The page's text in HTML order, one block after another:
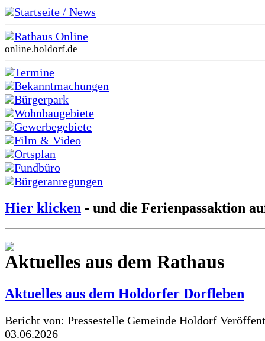
Startseite / News
Rathaus Online
online.holdorf.de
Termine
Bekanntmachungen
Bürgerpark
Wohnbaugebiete
Gewerbegebiete
Film & Video
Ortsplan
Fundbüro
Bürgeranregungen
Hier klicken - und die Ferienpassaktion
Aktuelles aus dem Rathaus
Aktuelles aus dem Holdorfer Dorfleben
Bericht von: Pressestelle Gemeinde Holdorf
03.06.2026